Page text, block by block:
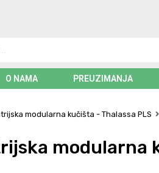
O NAMA PREUZIMANJA
modularna kučišta - Thalassa PLS
modularna